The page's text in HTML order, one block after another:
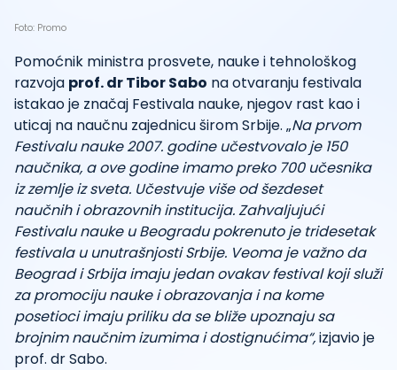
Foto: Promo
Pomoćnik ministra prosvete, nauke i tehnološkog
razvoja prof. dr Tibor Sabo na otvaranju festivala
istakao je značaj Festivala nauke, njegov rast kao i
uticaj na naučnu zajednicu širom Srbije. „Na prvom
Festivalu nauke 2007. godine učestvovalo je 150
naučnika, a ove godine imamo preko 700 učesnika
iz zemlje iz sveta. Učestvuje više od šezdeset
naučnih i obrazovnih institucija. Zahvaljujući
Festivalu nauke u Beogradu pokrenuto je tridesetak
festivala u unutrašnjosti Srbije. Veoma je važno da
Beograd i Srbija imaju jedan ovakav festival koji služi
za promociju nauke i obrazovanja i na kome
posetioci imaju priliku da se bliže upoznaju sa
brojnim naučnim izumima i dostignućima“,izjavio je
prof. dr Sabo.